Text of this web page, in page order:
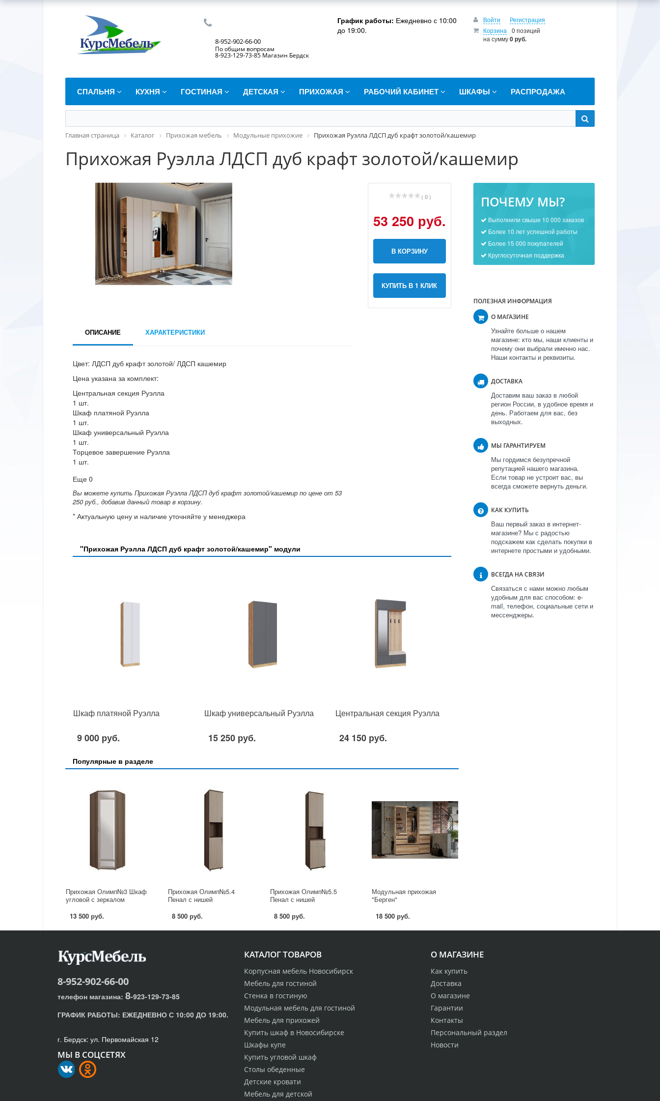
8-952-902-66-00
По общим вопросам
8-923-129-73-85 Магазин Бердск
График работы: Ежедневно с 10:00
до 19:00.
Войти
Регистрация
Корзина
0 позиций
на сумму0 руб.
СПАЛЬНЯ КУХНЯ ГОСТИНАЯ ДЕТСКАЯ ПРИХОЖАЯ РАБОЧИЙ КАБИНЕТ ШКАФЫ РАСПРОДАЖА
Главная страница Каталог Прихожая мебель Модульные прихожие Прихожая Руэлла ЛДСП дуб крафт золотой/кашемир
Прихожая Руэлла ЛДСП дуб крафт золотой/кашемир
( 0 )
53 250 руб.
В КОРЗИНУ
КУПИТЬ В 1 КЛИК
ОПИСАНИЕ ХАРАКТЕРИСТИКИ
Цвет: ЛДСП дуб крафт золотой/ ЛДСП кашемир
Цена указана за комплект:
Центральная секция Руэлла
1 шт.
Шкаф платяной Руэлла
1 шт.
Шкаф универсальный Руэлла
1 шт.
Торцевое завершение Руэлла
1 шт.
Еще 0
Вы можете купить Прихожая Руэлла ЛДСП дуб крафт золотой/кашемир по цене от 53
250 руб., добавив данный товар в корзину.
* Актуальную цену и наличие уточняйте у менеджера
"Прихожая Руэлла ЛДСП дуб крафт золотой/кашемир" модули
Шкаф платяной Руэлла
9 000 руб.
Шкаф универсальный Руэлла
15 250 руб.
Центральная секция Руэлла
24 150 руб.
Популярные в разделе
Прихожая Олимп№3 Шкаф
угловой с зеркалом
13 500 руб.
Прихожая Олимп№5.4
Пенал с нишей
8 500 руб.
Прихожая Олимп№5.5
Пенал с нишей
8 500 руб.
Модульная прихожая
"Берген"
18 500 руб.
ПОЧЕМУ МЫ?
Выполнили свыше 10 000 заказов
Более 10 лет успешной работы
Более 15 000 покупателей
Круглосуточная поддержка
ПОЛЕЗНАЯ ИНФОРМАЦИЯ
О МАГАЗИНЕ
Узнайте больше о нашем
магазине: кто мы, наши клиенты и
почему они выбрали именно нас.
Наши контакты и реквизиты.
ДОСТАВКА
Доставим ваш заказ в любой
регион России, в удобное время и
день. Работаем для вас, без
выходных.
МЫ ГАРАНТИРУЕМ
Мы гордимся безупречной
репутацией нашего магазина.
Если товар не устроит вас, вы
всегда сможете вернуть деньги.
КАК КУПИТЬ
Ваш первый заказ в интернет-
магазине? Мы с радостью
подскажем как сделать покупки в
интернете простыми и удобными.
ВСЕГДА НА СВЯЗИ
Связаться с нами можно любым
удобным для вас способом: e-
mail, телефон, социальные сети и
мессенджеры.
О МАГАЗИНЕ
Как купить
Доставка
О магазине
Гарантии
Контакты
Персональный раздел
Новости
КАТАЛОГ ТОВАРОВ
Корпусная мебель Новосибирск
Мебель для гостиной
Стенка в гостиную
Модульная мебель для гостиной
Мебель для прихожей
Купить шкаф в Новосибирске
Шкафы купе
Купить угловой шкаф
Столы обеденные
Детские кровати
Мебель для детской
8-952-902-66-00
телефон магазина: 8-923-129-73-85
ГРАФИК РАБОТЫ: ЕЖЕДНЕВНО С 10:00 ДО 19:00.
г. Бердск: ул. Первомайская 12
МЫ В СОЦСЕТЯХ